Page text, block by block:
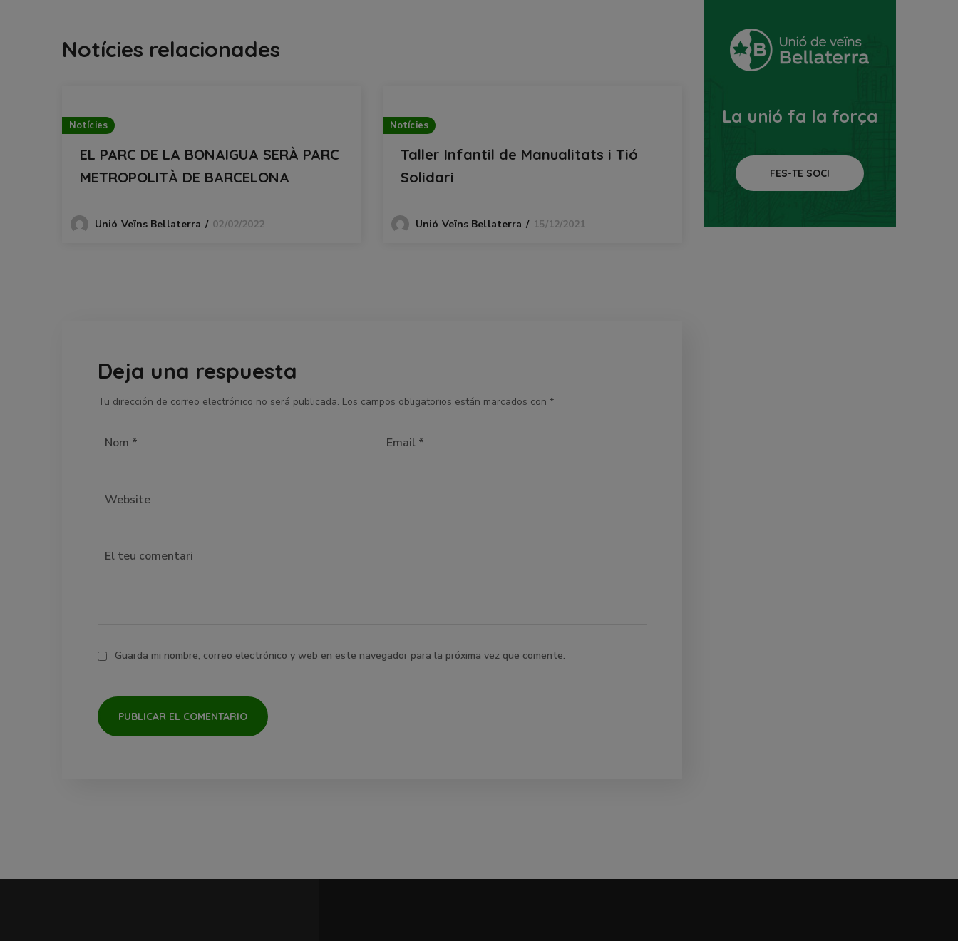
Notícies relacionades
Notícies
EL PARC DE LA BONAIGUA SERÀ PARC
METROPOLITÀ DE BARCELONA
Unió Veïns Bellaterra 02/02/2022
Notícies
Taller Infantil de Manualitats i Tió
Solidari
Unió Veïns Bellaterra 15/12/2021
Deja una respuesta
Tu dirección de correo electrónico no será publicada. Los campos obligatorios están marcados con *
Guarda mi nombre, correo electrónico y web en este navegador para la próxima vez que comente.
La unió fa la força
FES-TE SOCI